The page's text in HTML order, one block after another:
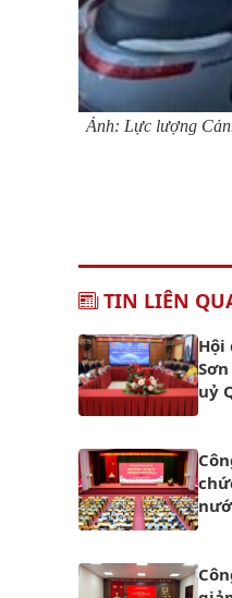
Ảnh: Lực lượng
TIN LIÊN
Hội
uỷ